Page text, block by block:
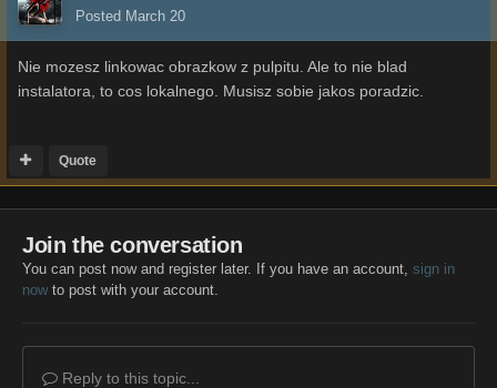
Posted March 20
Nie mozesz linkowac obrazkow z pulpitu. Ale to nie blad
instalatora, to cos lokalnego. Musisz sobie jakos poradzic.
Quote
Join the conversation
You can post now and register later. If you have an account, sign in
nowto post with your account.
Reply to this topic...